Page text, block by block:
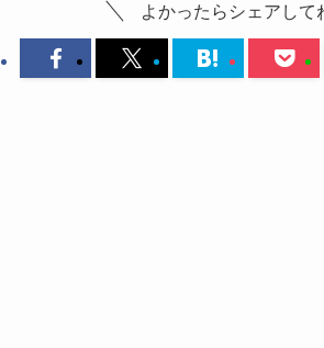
よかったらシェアして